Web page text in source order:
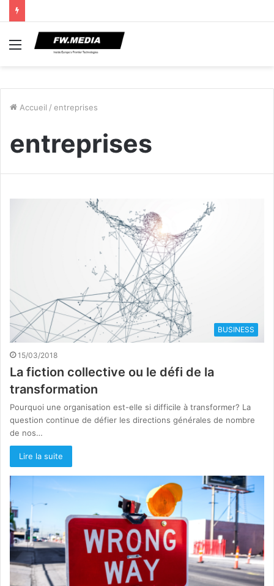
Menu
Accueil / entreprises
entreprises
BUSINESS
15/03/2018
La fiction collective ou le défi de la
transformation
Pourquoi une organisation est-elle si difficile à transformer? La
question continue de défier les directions générales de nombre
de nos…
Lire la suite